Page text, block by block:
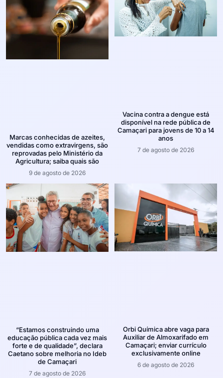
Marcas conhecidas de azeites,
vendidas como extravirgens, são
reprovadas pelo Ministério da
Agricultura; saiba quais são
9 de agosto de 2026
Vacina contra a dengue está
disponível na rede pública de
Camaçari para jovens de 10 a 14
anos
7 de agosto de 2026
“Estamos construindo uma
educação pública cada vez mais
forte e de qualidade”, declara
Caetano sobre melhoria no Ideb
de Camaçari
7 de agosto de 2026
Orbi Química abre vaga para
Auxiliar de Almoxarifado em
Camaçari; enviar currículo
exclusivamente online
6 de agosto de 2026